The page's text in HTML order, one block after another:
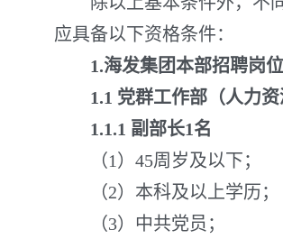
应具备以下资格条件：
1.海发集团本部招聘岗位
1.1 党群工作部（人力资
1.1.1 副部长1名
（1）45周岁及以下；
（2）本科及以上学历；
（3）中共党员；